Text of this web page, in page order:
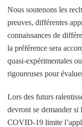
Nous soutenons les
preuves, différentes
connaissances de
la préférence sera
quasi-expérimentales
rigoureuses pour
Lors des futurs
devront se demander si
COVID-19 limite